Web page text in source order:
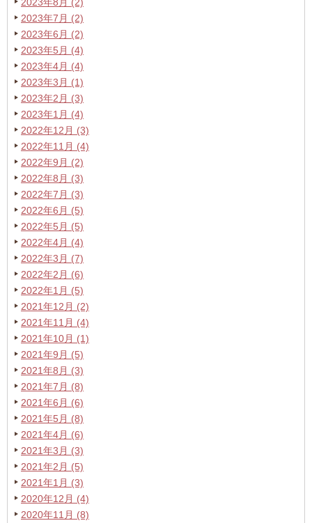
2023年7月 (2)
2023年6月 (2)
2023年5月 (4)
2023年4月 (4)
2023年3月 (1)
2023年2月 (3)
2023年1月 (4)
2022年12月 (3)
2022年11月 (4)
2022年9月 (2)
2022年8月 (3)
2022年7月 (3)
2022年6月 (5)
2022年5月 (5)
2022年4月 (4)
2022年3月 (7)
2022年2月 (6)
2022年1月 (5)
2021年12月 (2)
2021年11月 (4)
2021年10月 (1)
2021年9月 (5)
2021年8月 (3)
2021年7月 (8)
2021年6月 (6)
2021年5月 (8)
2021年4月 (6)
2021年3月 (3)
2021年2月 (5)
2021年1月 (3)
2020年12月 (4)
2020年11月 (8)